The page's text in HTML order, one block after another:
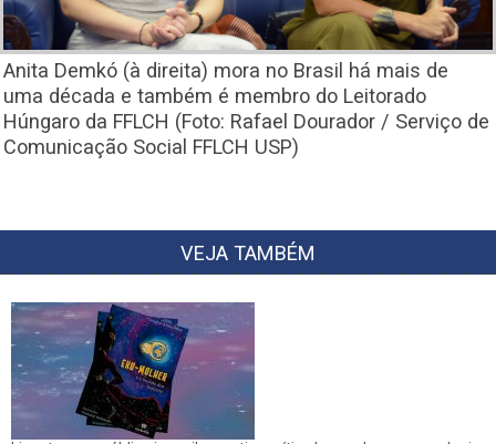
Anita Demkó (à direita) mora no Brasil há mais de
uma década e também é membro do Leitorado
Húngaro da FFLCH (Foto: Rafael Dourador / Serviço de
Comunicação Social FFLCH USP)
VEJA TAMBÉM